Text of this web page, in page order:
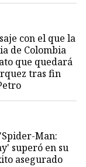
con el que la
de Colombia
que quedará
tras fin
Man:
superó en su
asegurado